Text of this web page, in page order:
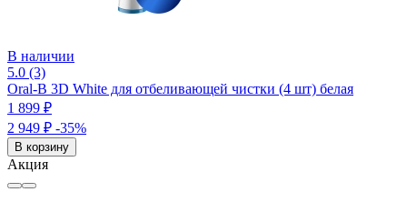
В наличии
5.0 (3)
Oral-B 3D White для отбеливающей чистки (4 шт) белая
1 899 ₽
2 949 ₽ -35%
В корзину
Акция